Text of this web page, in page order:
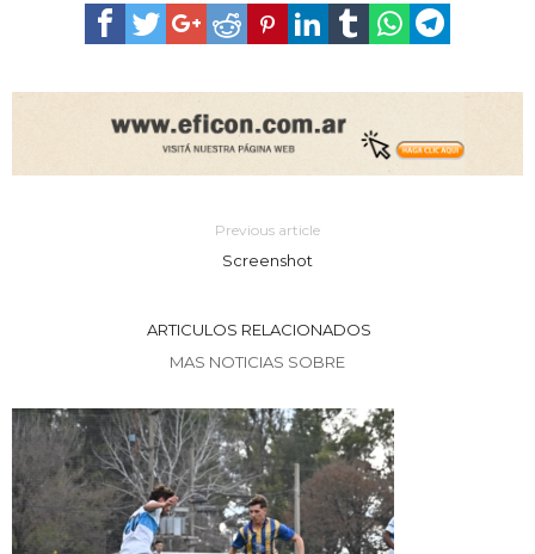
Previous article
Screenshot
ARTICULOS RELACIONADOS
MAS NOTICIAS SOBRE